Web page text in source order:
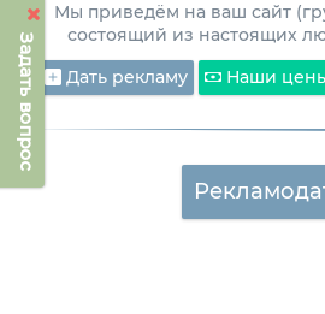
Задать вопрос
Мы приведём на ваш сайт
состоящий из настоящих
Дать рекламу
Наши